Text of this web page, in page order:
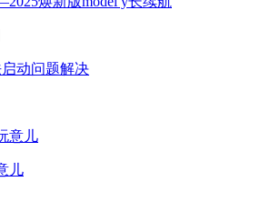
动问题解决
儿